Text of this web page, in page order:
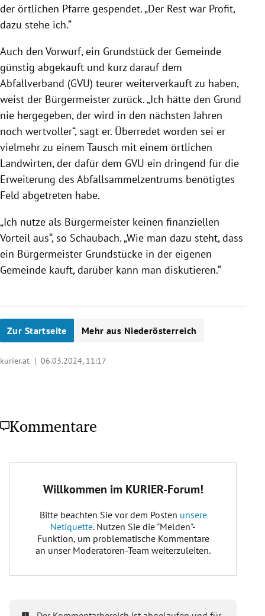
der örtlichen Pfarre gespendet. „Der Rest war Profit,
dazu stehe ich.“
Auch den Vorwurf, ein Grundstück der Gemeinde
günstig abgekauft und kurz darauf dem
Abfallverband (GVU) teurer weiterverkauft zu haben,
weist der Bürgermeister zurück. „Ich hätte den Grund
nie hergegeben, der wird in den nächsten Jahren
noch wertvoller“, sagt er. Überredet worden sei er
vielmehr zu einem Tausch mit einem örtlichen
Landwirten, der dafür dem GVU ein dringend für die
Erweiterung des Abfallsammelzentrums benötigtes
Feld abgetreten habe.
„Ich nutze als Bürgermeister keinen finanziellen
Vorteil aus“, so Schaubach. „Wie man dazu steht, dass
ein Bürgermeister Grundstücke in der eigenen
Gemeinde kauft, darüber kann man diskutieren.“
Zur Startseite Mehr aus Niederösterreich
kurier.at | 06.03.2024, 11:17
Kommentare